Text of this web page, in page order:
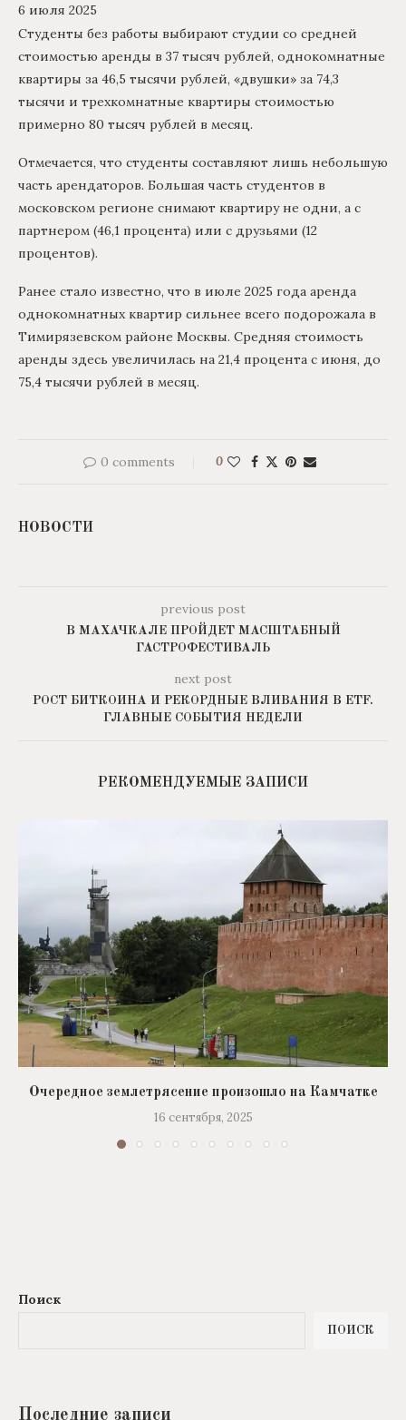
6 июля 2025
Студенты без работы выбирают студии со средней
стоимостью аренды в 37 тысяч рублей, однокомнатные
квартиры за 46,5 тысячи рублей, «двушки» за 74,3
тысячи и трехкомнатные квартиры стоимостью
примерно 80 тысяч рублей в месяц.
Отмечается, что студенты составляют лишь небольшую
часть арендаторов. Большая часть студентов в
московском регионе снимают квартиру не одни, а с
партнером (46,1 процента) или с друзьями (12
процентов).
Ранее стало известно, что в июле 2025 года аренда
однокомнатных квартир сильнее всего подорожала в
Тимирязевском районе Москвы. Средняя стоимость
аренды здесь увеличилась на 21,4 процента с июня, до
75,4 тысячи рублей в месяц.
0 comments 0
НОВОСТИ
previous post
В МАХАЧКАЛЕ ПРОЙДЕТ МАСШТАБНЫЙ
ГАСТРОФЕСТИВАЛЬ
next post
РОСТ БИТКОИНА И РЕКОРДНЫЕ ВЛИВАНИЯ В ETF.
ГЛАВНЫЕ СОБЫТИЯ НЕДЕЛИ
РЕКОМЕНДУЕМЫЕ ЗАПИСИ
Очередное землетрясение произошло на Камчатке
16 сентября, 2025
Поиск
ПОИСК
Последние записи